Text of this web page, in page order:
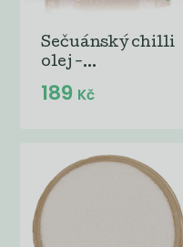
Sečuánský chilli
olej -...
189 Kč